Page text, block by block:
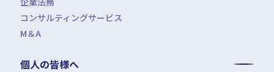
税務セカンドオピニオン
組織再編税制・国際税務
四半期決算サポート
会社設立（スタートアップサポート）・クラウド会計導入
決算開示書類（有報・短信等）作成・IFRS対応サポート
人事労務アウトソーシング（給与計算・社会保険手続）
労使トラブル対応
労務デューデリジェンス・労務コンプライアンス調査
企業法務・法務顧問・事業再生・債権回収
コンサルティングサービス
FAS（財務デューデリジェンス・株価算定・PPA）
IPOコンサルティング
M＆A
個人の皆様へ